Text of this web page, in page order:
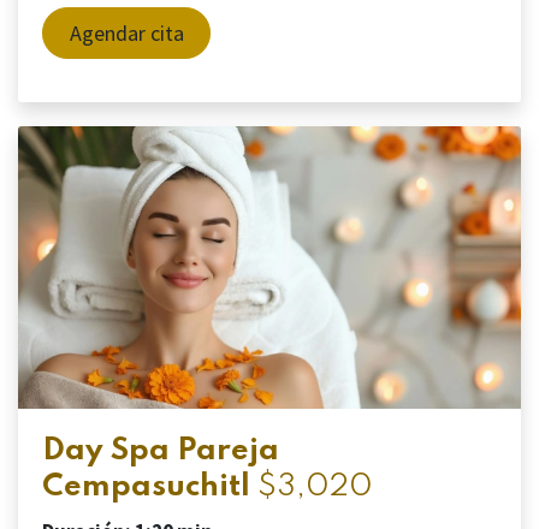
Agendar cita
Day Spa Pareja
Cempasuchitl $3,020